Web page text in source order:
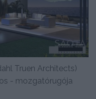
Truen Architects)
- mozgatórugója